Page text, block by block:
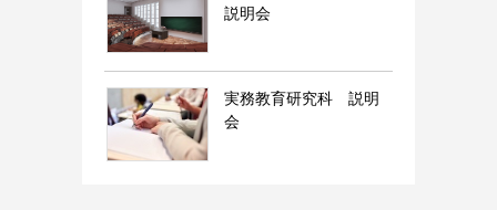
説明会
実務教育研究科 説明
会